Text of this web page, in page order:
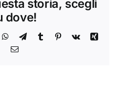
storia, scegli
dove!
WhatsApp
TelegramTumblr Pinterest
Vk
Xing
Email